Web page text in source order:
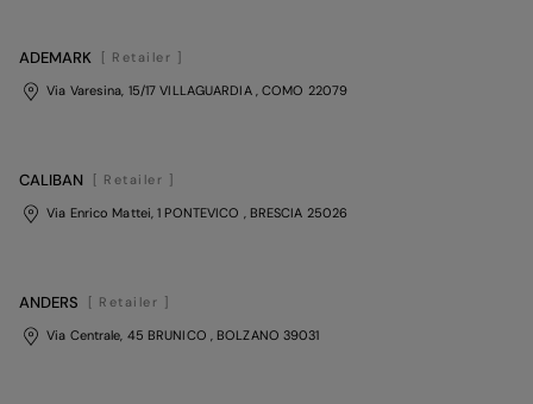
ADEMARK
[ Retailer ]
Via Varesina, 15/17 VILLAGUARDIA , COMO 22079
CALIBAN
[ Retailer ]
Via Enrico Mattei, 1 PONTEVICO
, BRESCIA 25026
ANDERS
[ Retailer ]
Via Centrale, 45 BRUNICO
, BOLZANO 39031